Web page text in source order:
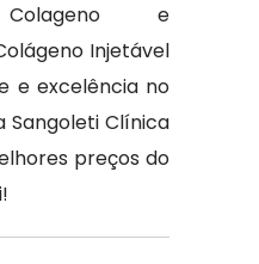
Colageno e
Injetável
e excelência no
Sangoleti Clínica
preços do